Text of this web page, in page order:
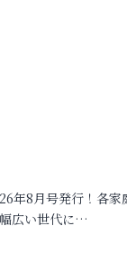
年8月号発行！各
広い世代に…